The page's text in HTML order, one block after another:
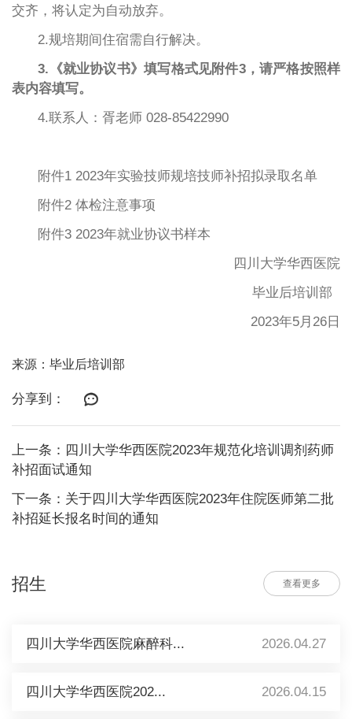
交齐，将认定为自动放弃。
2.规培期间住宿需自行解决。
3.《就业协议书》填写格式见附件3，请严格按照样
表内容填写。
4.联系人：胥老师 028-85422990
附件1 2023年实验技师规培技师补招拟录取名单
附件2 体检注意事项
附件3 2023年就业协议书样本
四川大学华西医院
毕业后培训部
2023年5月26日
来源：毕业后培训部
分享到：
上一条：四川大学华西医院2023年规范化培训调剂药师
补招面试通知
下一条：关于四川大学华西医院2023年住院医师第二批
补招延长报名时间的通知
招生 查看更多
四川大学华西医院麻醉科... 2026.04.27
四川大学华西医院202... 2026.04.15